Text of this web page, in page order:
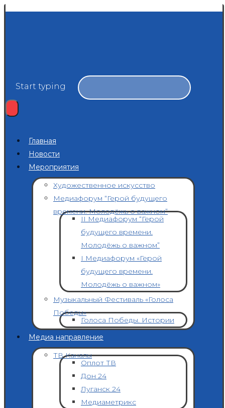
Start typing
Главная
Новости
Мероприятия
Художественное искусство
Медиафорум “Герой будущего
времени. Молодёжь о важном”
II Медиафорум “Герой
будущего времени.
Молодёжь о важном”
I Медиафорум «Герой
будущего времени.
Молодёжь о важном»
Музыкальный Фестиваль «Голоса
Победы»
Голоса Победы. Истории
Медиа направление
ТВ Каналы
Оплот ТВ
Дон 24
Луганск 24
Медиаметрикс